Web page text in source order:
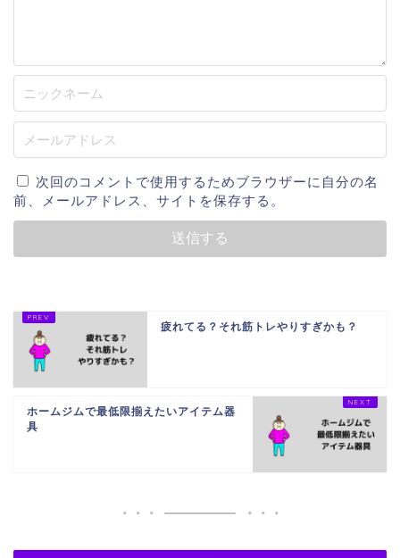
次回のコメントで使用するためブラウザーに自分の名
前、メールアドレス、サイトを保存する。
疲れてる？それ筋トレやりすぎかも？
ホームジムで最低限揃えたいアイテム器
具